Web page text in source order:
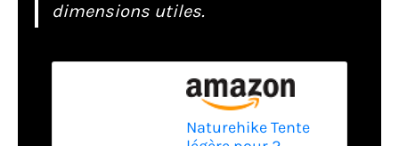
dimensions utiles.
Naturehike Tente